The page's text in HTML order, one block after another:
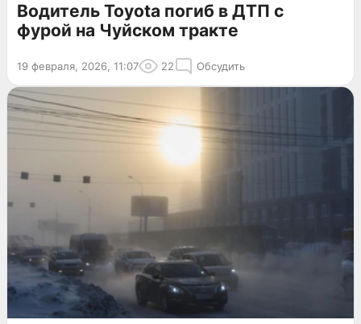
Водитель Toyota погиб в ДТП с
фурой на Чуйском тракте
19 февраля, 2026, 11:07 22 Обсудить